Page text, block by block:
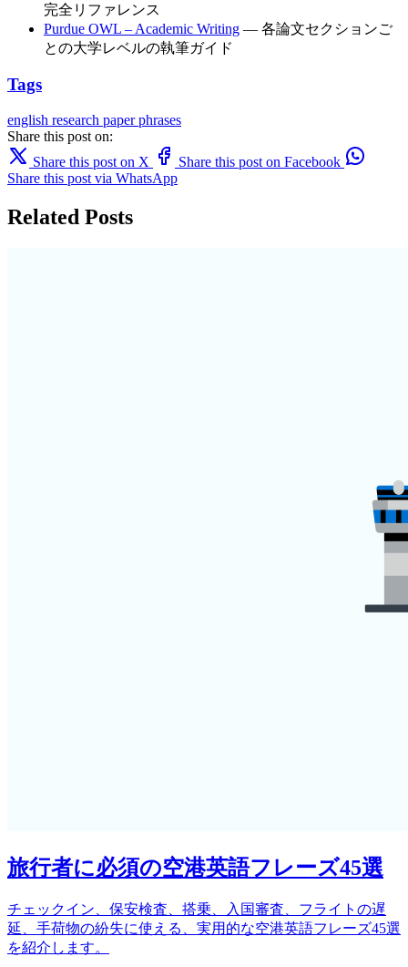
完全リファレンス
Purdue OWL – Academic Writing — 各論文セクションご
との大学レベルの執筆ガイド
Tags
english research paperphrases
Share this post on:
Share this post on X
Share this post on Facebook
Share this post via WhatsApp
Related Posts
旅行者に必須の空港英語フレーズ45選
チェックイン、保安検査、搭乗、入国審査、フライトの遅
延、手荷物の紛失に使える、実用的な空港英語フレーズ45選
を紹介します。